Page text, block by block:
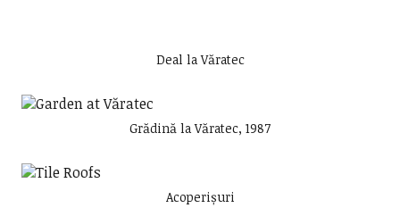
Deal la Văratec
Grădină la Văratec, 1987
Acoperișuri